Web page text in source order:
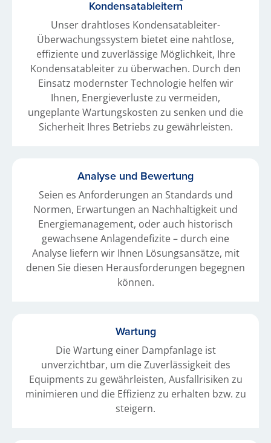
Kondensatableitern
Unser drahtloses Kondensatableiter-
Überwachungssystem bietet eine nahtlose,
effiziente und zuverlässige Möglichkeit, Ihre
Kondensatableiter zu überwachen. Durch den
Einsatz modernster Technologie helfen wir
Ihnen, Energieverluste zu vermeiden,
ungeplante Wartungskosten zu senken und die
Sicherheit Ihres Betriebs zu gewährleisten.
Analyse und Bewertung
Seien es Anforderungen an Standards und
Normen, Erwartungen an Nachhaltigkeit und
Energiemanagement, oder auch historisch
gewachsene Anlagendefizite – durch eine
Analyse liefern wir Ihnen Lösungsansätze, mit
denen Sie diesen Herausforderungen begegnen
können.
Wartung
Die Wartung einer Dampfanlage ist
unverzichtbar, um die Zuverlässigkeit des
Equipments zu gewährleisten, Ausfallrisiken zu
minimieren und die Effizienz zu erhalten bzw. zu
steigern.